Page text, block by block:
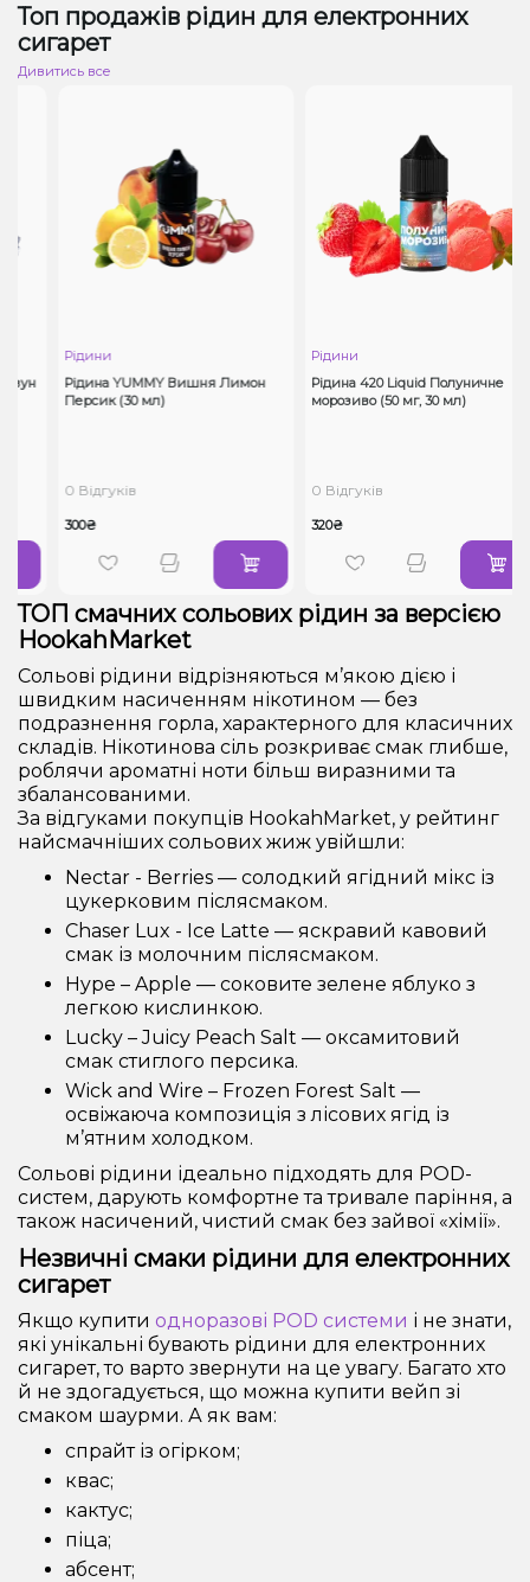
Топ продажів рідин для електронних
сигарет
Дивитись все
Рідини
Рідина YUMMY Вишня Лимон
Персик (30 мл)
0 Відгуків
300₴
Рідини
Рідина 420 Liquid Полуничне
морозиво (50 мг, 30 мл)
0 Відгуків
320₴
ТОП смачних сольових рідин за версією
HookahMarket
Сольові рідини відрізняються м’якою дією і
швидким насиченням нікотином — без
подразнення горла, характерного для класичних
складів. Нікотинова сіль розкриває смак глибше,
роблячи ароматні ноти більш виразними та
збалансованими.
За відгуками покупців HookahMarket, у рейтинг
найсмачніших сольових жиж увійшли:
Nectar - Berries — солодкий ягідний мікс із
цукерковим післясмаком.
Chaser Lux - Ice Latte — яскравий кавовий
смак із молочним післясмаком.
Hype – Apple — соковите зелене яблуко з
легкою кислинкою.
Lucky – Juicy Peach Salt — оксамитовий
смак стиглого персика.
Wick and Wire – Frozen Forest Salt —
освіжаюча композиція з лісових ягід із
м’ятним холодком.
Сольові рідини ідеально підходять для POD-
систем, дарують комфортне та тривале паріння, а
також насичений, чистий смак без зайвої «хімії».
Незвичні смаки рідини для електронних
сигарет
Якщо купити одноразові POD системи і не знати,
які унікальні бувають рідини для електронних
сигарет, то варто звернути на це увагу. Багато хто
й не здогадується, що можна купити вейп зі
смаком шаурми. А як вам:
спрайт із огірком;
квас;
кактус;
піца;
абсент;